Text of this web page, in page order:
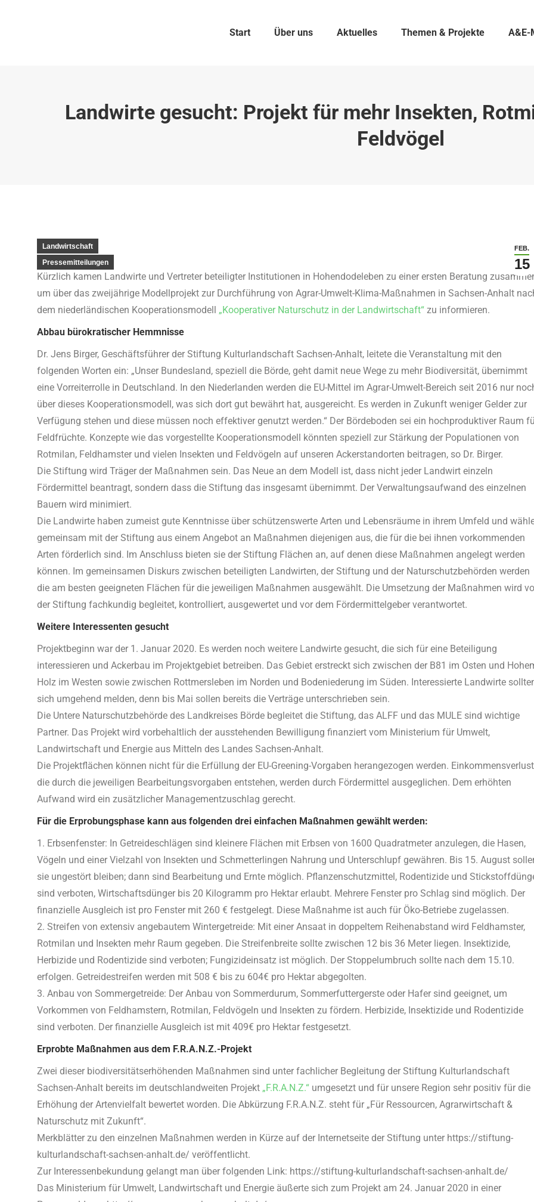
Start Über uns Aktuelles Themen & Projekte A&E-
Landwirte gesucht: Projekt für mehr Insekten,
Feldvögel
FEB.
15
Landwirtschaft
Pressemitteilungen
Kürzlich kamen Landwirte und Vertreter beteiligter Institutionen in Hohendodeleben zu einer ersten Beratung
um über das zweijährige Modellprojekt zur Durchführung von Agrar-Umwelt-Klima-Maßnahmen in Sachsen-Anhalt
dem niederländischen Kooperationsmodell „Kooperativer Naturschutz in der Landwirtschaft“ zu informieren.
Abbau bürokratischer Hemmnisse
Dr. Jens Birger, Geschäftsführer der Stiftung Kulturlandschaft Sachsen-Anhalt, leitete die Veranstaltung mit den
folgenden Worten ein: „Unser Bundesland, speziell die Börde, geht damit neue Wege zu mehr Biodiversität, übernimmt
eine Vorreiterrolle in Deutschland. In den Niederlanden werden die EU-Mittel im Agrar-Umwelt-Bereich seit 2016 nur
über dieses Kooperationsmodell, was sich dort gut bewährt hat, ausgereicht. Es werden in Zukunft weniger Gelder zur
Verfügung stehen und diese müssen noch effektiver genutzt werden.“ Der Bördeboden sei ein hochproduktiver Raum
Feldfrüchte. Konzepte wie das vorgestellte Kooperationsmodell könnten speziell zur Stärkung der Populationen von
Rotmilan, Feldhamster und vielen Insekten und Feldvögeln auf unseren Ackerstandorten beitragen, so Dr. Birger.
Die Stiftung wird Träger der Maßnahmen sein. Das Neue an dem Modell ist, dass nicht jeder Landwirt einzeln
Fördermittel beantragt, sondern dass die Stiftung das insgesamt übernimmt. Der Verwaltungsaufwand des einzelnen
Bauern wird minimiert.
Die Landwirte haben zumeist gute Kenntnisse über schützenswerte Arten und Lebensräume in ihrem Umfeld und
gemeinsam mit der Stiftung aus einem Angebot an Maßnahmen diejenigen aus, die für die bei ihnen vorkommenden
Arten förderlich sind. Im Anschluss bieten sie der Stiftung Flächen an, auf denen diese Maßnahmen angelegt werden
können. Im gemeinsamen Diskurs zwischen beteiligten Landwirten, der Stiftung und der Naturschutzbehörden werden
die am besten geeigneten Flächen für die jeweiligen Maßnahmen ausgewählt. Die Umsetzung der Maßnahmen wird
der Stiftung fachkundig begleitet, kontrolliert, ausgewertet und vor dem Fördermittelgeber verantwortet.
Weitere Interessenten gesucht
Projektbeginn war der 1. Januar 2020. Es werden noch weitere Landwirte gesucht, die sich für eine Beteiligung
interessieren und Ackerbau im Projektgebiet betreiben. Das Gebiet erstreckt sich zwischen der B81 im Osten und
Holz im Westen sowie zwischen Rottmersleben im Norden und Bodeniederung im Süden. Interessierte Landwirte
sich umgehend melden, denn bis Mai sollen bereits die Verträge unterschrieben sein.
Die Untere Naturschutzbehörde des Landkreises Börde begleitet die Stiftung, das ALFF und das MULE sind wichtige
Partner. Das Projekt wird vorbehaltlich der ausstehenden Bewilligung finanziert vom Ministerium für Umwelt,
Landwirtschaft und Energie aus Mitteln des Landes Sachsen-Anhalt.
Die Projektflächen können nicht für die Erfüllung der EU-Greening-Vorgaben herangezogen werden.
die durch die jeweiligen Bearbeitungsvorgaben entstehen, werden durch Fördermittel ausgeglichen. Dem erhöhten
Aufwand wird ein zusätzlicher Managementzuschlag gerecht.
Für die Erprobungsphase kann aus folgenden drei einfachen Maßnahmen gewählt werden:
1. Erbsenfenster: In Getreideschlägen sind kleinere Flächen mit Erbsen von 1600 Quadratmeter anzulegen, die Hasen,
Vögeln und einer Vielzahl von Insekten und Schmetterlingen Nahrung und Unterschlupf gewähren. Bis 15. August
sie ungestört bleiben; dann sind Bearbeitung und Ernte möglich. Pflanzenschutzmittel, Rodentizide und
sind verboten, Wirtschaftsdünger bis 20 Kilogramm pro Hektar erlaubt. Mehrere Fenster pro Schlag sind möglich. Der
finanzielle Ausgleich ist pro Fenster mit 260 € festgelegt. Diese Maßnahme ist auch für Öko-Betriebe zugelassen.
2. Streifen von extensiv angebautem Wintergetreide: Mit einer Ansaat in doppeltem Reihenabstand wird Feldhamster,
Rotmilan und Insekten mehr Raum gegeben. Die Streifenbreite sollte zwischen 12 bis 36 Meter liegen. Insektizide,
Herbizide und Rodentizide sind verboten; Fungizideinsatz ist möglich. Der Stoppelumbruch sollte nach dem 15.10.
erfolgen. Getreidestreifen werden mit 508 € bis zu 604€ pro Hektar abgegolten.
3. Anbau von Sommergetreide: Der Anbau von Sommerdurum, Sommerfuttergerste oder Hafer sind geeignet, um
Vorkommen von Feldhamstern, Rotmilan, Feldvögeln und Insekten zu fördern. Herbizide, Insektizide und Rodentizide
sind verboten. Der finanzielle Ausgleich ist mit 409€ pro Hektar festgesetzt.
Erprobte Maßnahmen aus dem F.R.A.N.Z.-Projekt
Zwei dieser biodiversitätserhöhenden Maßnahmen sind unter fachlicher Begleitung der Stiftung Kulturlandschaft
Sachsen-Anhalt bereits im deutschlandweiten Projekt „F.R.A.N.Z.“ umgesetzt und für unsere Region sehr positiv für die
Erhöhung der Artenvielfalt bewertet worden. Die Abkürzung F.R.A.N.Z. steht für „Für Ressourcen, Agrarwirtschaft &
Naturschutz mit Zukunft“.
Merkblätter zu den einzelnen Maßnahmen werden in Kürze auf der Internetseite der Stiftung unter https://stiftung-
kulturlandschaft-sachsen-anhalt.de/ veröffentlicht.
Zur Interessenbekundung gelangt man über folgenden Link: https://stiftung-kulturlandschaft-sachsen-anhalt.de/
Das Ministerium für Umwelt, Landwirtschaft und Energie äußerte sich zum Projekt am 24. Januar 2020 in einer